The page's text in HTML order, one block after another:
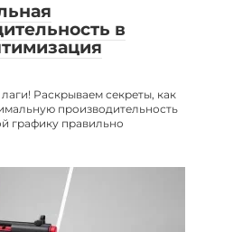
в
лаги! Раскрываем секреты, как
производительность
графику правильно